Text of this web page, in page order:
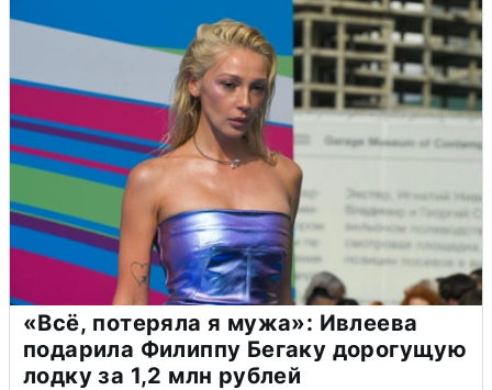
«Всё, потеряла я мужа»: Ивлеева
подарила Филиппу Бегаку дорогущую
лодку за 1,2 млн рублей